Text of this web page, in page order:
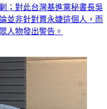
；對此台灣基進黨秘書長吳
並非針對賈永婕這個人，而
人物發出警告。